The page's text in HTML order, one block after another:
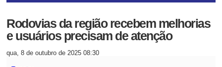
Rodovias da região recebem melhorias
e usuários precisam de atenção
qua, 8 de outubro de 2025 08:30